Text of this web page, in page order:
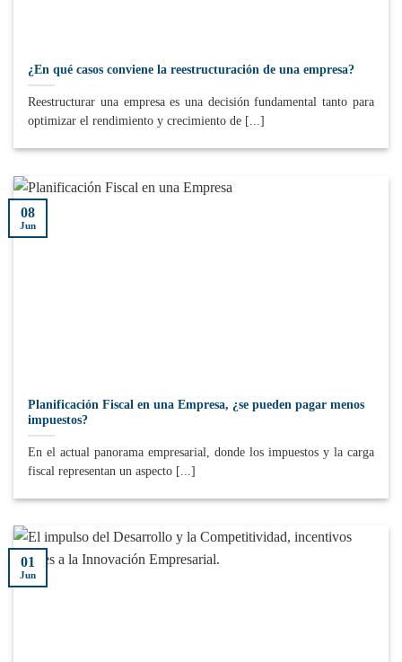
¿En qué casos conviene la reestructuración de una empresa?
Reestructurar una empresa es una decisión fundamental tanto para
optimizar el rendimiento y crecimiento de [...]
Planificación Fiscal en una Empresa, ¿se pueden pagar menos
impuestos?
En el actual panorama empresarial, donde los impuestos y la carga
fiscal representan un aspecto [...]
08
Jun
01
Jun